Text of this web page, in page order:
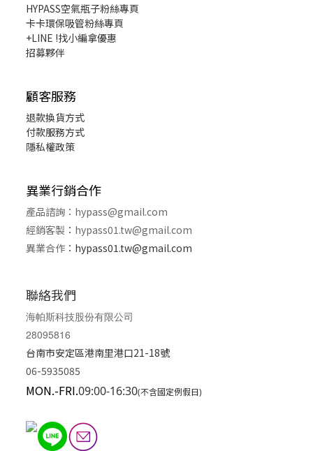
HYPASS空氣瓶子粉絲專頁
卡卡環保吸管粉絲專頁
+LINE !找小編拿優惠
招募夥伴
顧客服務
退款換貨方式
付款服務方式
隱私權政策
異業行銷合作
產品諮詢： hypass@gmail.com
經銷客製 ： hypass01.tw@gmail.com
異業合作 ： hypass01.tw@gmail.com
聯絡我們
海帕斯科技股份有限公司
28095816
台南市安定區港南里港口21-18號
06-5935085
MON.-FRI.09:00-16:30(不含國定例假日)